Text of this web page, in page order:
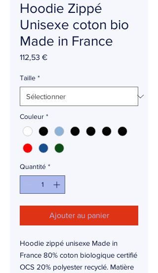
Hoodie Zippé
Unisexe coton bio
Made in France
112,53 €Prix
Taille *
Couleur *
Quantité *
Ajouter au panier
Hoodie zippé unisexe Made in
France 80% coton biologique certifié
OCS 20% polyester recyclé. Matière